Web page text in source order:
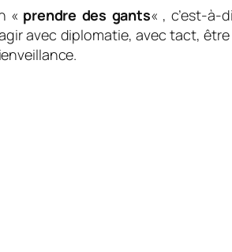
« prendre des gants« , c’est-à-
avec diplomatie, avec tact,